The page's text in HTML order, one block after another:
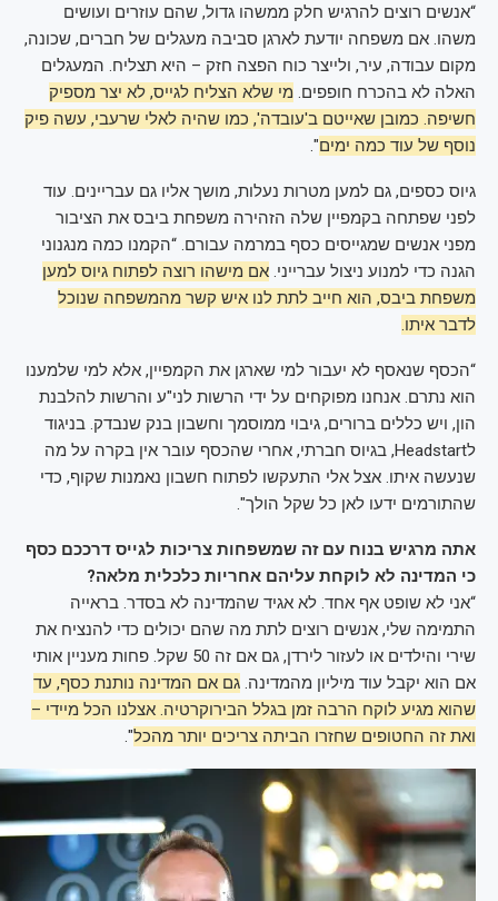
“אנשים רוצים להרגיש חלק ממשהו גדול, שהם עוזרים ועושים
משהו. אם משפחה יודעת לארגן סביבה מעגלים של חברים, שכונה,
מקום עבודה, עיר, ולייצר כוח הפצה חזק – היא תצליח. המעגלים
האלה לא בהכרח חופפים. מי שלא הצליח לגייס, לא יצר מספיק
חשיפה. כמובן שאייטם ב'עובדה', כמו שהיה לאלי שרעבי, עשה פיק
נוסף של עוד כמה ימים".
גיוס כספים, גם למען מטרות נעלות, מושך אליו גם עבריינים. עוד
לפני שפתחה בקמפיין שלה הזהירה משפחת ביבס את הציבור
מפני אנשים שמגייסים כסף במרמה עבורם. “הקמנו כמה מנגנוני
הגנה כדי למנוע ניצול עברייני. אם מישהו רוצה לפתוח גיוס למען
משפחת ביבס, הוא חייב לתת לנו איש קשר מהמשפחה שנוכל
לדבר איתו.
“הכסף שנאסף לא יעבור למי שארגן את הקמפיין, אלא למי שלמענו
הוא נתרם. אנחנו מפוקחים על ידי הרשות לני"ע והרשות להלבנת
הון, ויש כללים ברורים, גיבוי ממוסמך וחשבון בנק שנבדק. בניגוד
לHeadstart, בגיוס חברתי, אחרי שהכסף עובר אין בקרה על מה
שנעשה איתו. אצל אלי התעקשו לפתוח חשבון נאמנות שקוף, כדי
שהתורמים ידעו לאן כל שקל הולך".
אתה מרגיש בנוח עם זה שמשפחות צריכות לגייס דרככם כסף
כי המדינה לא לוקחת עליהם אחריות כלכלית מלאה?
“אני לא שופט אף אחד. לא אגיד שהמדינה לא בסדר. בראייה
התמימה שלי, אנשים רוצים לתת מה שהם יכולים כדי להנציח את
שירי והילדים או לעזור לירדן, גם אם זה 50 שקל. פחות מעניין אותי
אם הוא יקבל עוד מיליון מהמדינה. גם אם המדינה נותנת כסף, עד
שהוא מגיע לוקח הרבה זמן בגלל הבירוקרטיה. אצלנו הכל מיידי –
ואת זה החטופים שחזרו הביתה צריכים יותר מהכל".